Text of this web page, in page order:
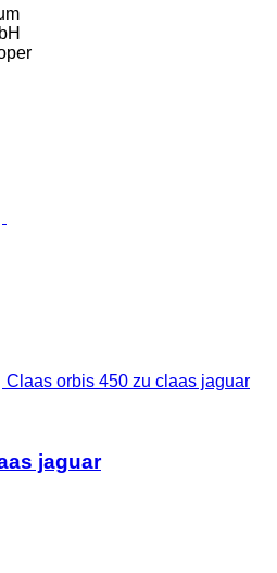
Claas orbis 450 zu claas jaguar
jaguar